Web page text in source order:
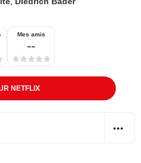
Mes amis
--
NETFLIX